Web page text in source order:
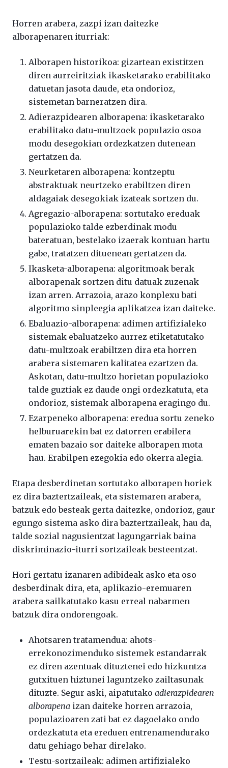
Horren arabera, zazpi izan daitezke
alborapenaren iturriak:
Alborapen historikoa: gizartean existitzen
diren aurreiritziak ikasketarako erabilitako
datuetan jasota daude, eta ondorioz,
sistemetan barneratzen dira.
Adierazpidearen alborapena: ikasketarako
erabilitako datu-multzoek populazio osoa
modu desegokian ordezkatzen dutenean
gertatzen da.
Neurketaren alborapena: kontzeptu
abstraktuak neurtzeko erabiltzen diren
aldagaiak desegokiak izateak sortzen du.
Agregazio-alborapena: sortutako ereduak
populazioko talde ezberdinak modu
bateratuan, bestelako izaerak kontuan hartu
gabe, tratatzen dituenean gertatzen da.
Ikasketa-alborapena: algoritmoak berak
alborapenak sortzen ditu datuak zuzenak
izan arren. Arrazoia, arazo konplexu bati
algoritmo sinpleegia aplikatzea izan daiteke.
Ebaluazio-alborapena: adimen artifizialeko
sistemak ebaluatzeko aurrez etiketatutako
datu-multzoak erabiltzen dira eta horren
arabera sistemaren kalitatea ezartzen da.
Askotan, datu-multzo horietan populazioko
talde guztiak ez daude ongi ordezkatuta, eta
ondorioz, sistemak alborapena eragingo du.
Ezarpeneko alborapena: eredua sortu zeneko
helburuarekin bat ez datorren erabilera
ematen bazaio sor daiteke alborapen mota
hau. Erabilpen ezegokia edo okerra alegia.
Etapa desberdinetan sortutako alborapen horiek
ez dira baztertzaileak, eta sistemaren arabera,
batzuk edo besteak gerta daitezke, ondorioz, gaur
egungo sistema asko dira baztertzaileak, hau da,
talde sozial nagusientzat lagungarriak baina
diskriminazio-iturri sortzaileak besteentzat.
Hori gertatu izanaren adibideak asko eta oso
desberdinak dira, eta, aplikazio-eremuaren
arabera sailkatutako kasu erreal nabarmen
batzuk dira ondorengoak.
Ahotsaren tratamendua: ahots-
errekonozimenduko sistemek estandarrak
ez diren azentuak dituztenei edo hizkuntza
gutxituen hiztunei laguntzeko zailtasunak
dituzte. Segur aski, aipatutako adierazpidearen
alborapena izan daiteke horren arrazoia,
populazioaren zati bat ez dagoelako ondo
ordezkatuta eta ereduen entrenamendurako
datu gehiago behar direlako.
Testu-sortzaileak: adimen artifizialeko